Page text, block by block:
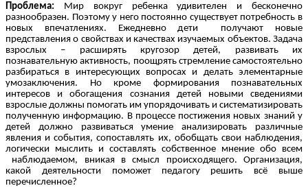
Проблема: Мир вокруг ребенка удивителен и бесконечно
разнообразен. Поэтому у него постоянно существует потребность в
новых впечатлениях. Ежедневно дети получают новые
представления о свойствах и качествах изучаемых объектов. Задача
взрослых – расширять кругозор детей, развивать их
познавательную активность, поощрять стремление самостоятельно
разбираться в интересующих вопросах и делать элементарные
умозаключения. Но кроме формирования познавательных
интересов и обогащения сознания детей новыми сведениями
взрослые должны помогать им упорядочивать и систематизировать
полученную информацию. В процессе постижения новых знаний у
детей должно развиваться умение анализировать различные
явления и события, сопоставлять их, обобщать свои наблюдения,
логически мыслить и составлять собственное мнение обо всем
наблюдаемом, вникая в смысл происходящего. Организация,
какой деятельности поможет педагогу решить всё выше
перечисленное?